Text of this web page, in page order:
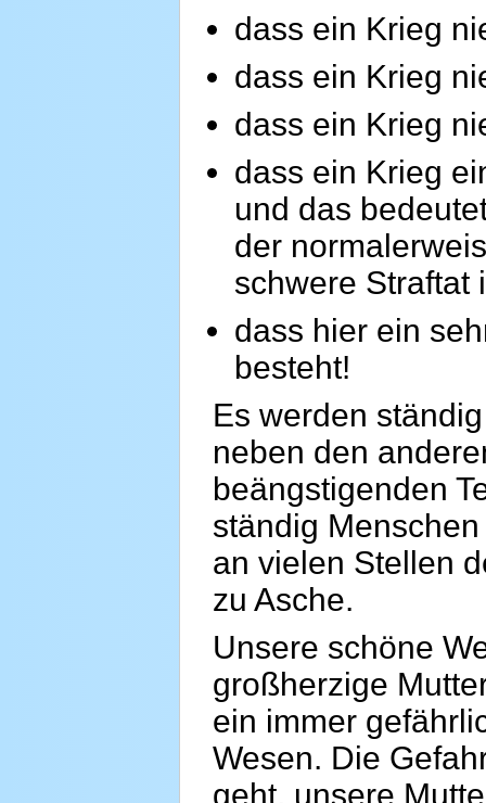
dass ein Krieg
dass ein Krieg
dass ein Krieg
dass ein Krieg
und das
der
schwere Straftat
dass hier ein
besteht!
Es werden
neben den
beängstigenden
ständig
an vielen Stellen
zu Asche.
Unsere schöne
großherzige
ein immer
Wesen. Die
geht, unsere